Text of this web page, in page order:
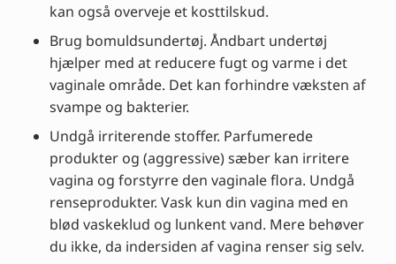
kan også overveje et kosttilskud.
Brug bomuldsundertøj. Åndbart undertøj
hjælper med at reducere fugt og varme i det
vaginale område. Det kan forhindre væksten af
svampe og bakterier.
Undgå irriterende stoffer. Parfumerede
produkter og (aggressive) sæber kan irritere
vagina og forstyrre den vaginale flora. Undgå
renseprodukter. Vask kun din vagina med en
blød vaskeklud og lunkent vand. Mere behøver
du ikke, da indersiden af vagina renser sig selv.